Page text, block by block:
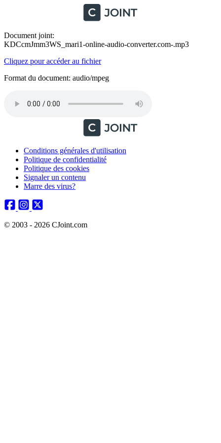
Document joint:
KDCcmJmm3WS_mari1-online-audio-converter.com-.mp3
Cliquez pour accéder au fichier
Format du document: audio/mpeg
Conditions générales d'utilisation
Politique de confidentialité
Politique des cookies
Signaler un contenu
Marre des virus?
© 2003 - 2026 CJoint.com